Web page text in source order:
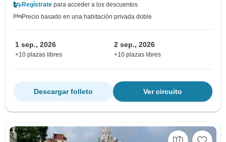
Regístrate para acceder a los descuentos
Precio basado en una habitación privada doble
1 sep., 2026
+10 plazas libres
2 sep., 2026
+10 plazas libres
Ver circuito
Descargar folleto